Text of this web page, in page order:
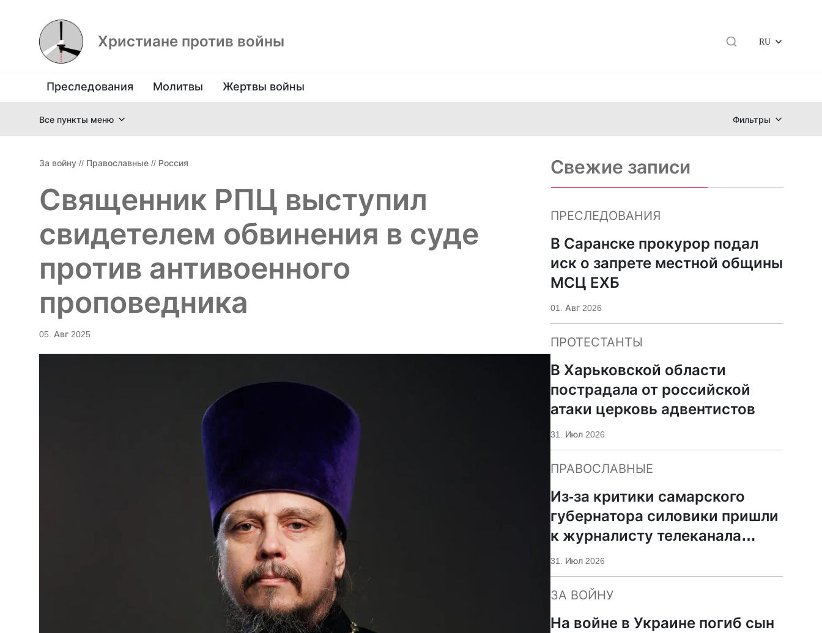
Христиане против войны RU
Преследования Молитвы Жертвы войны
Все пункты меню Фильтры
За войну // Православные // Россия
Священник РПЦ выступил
свидетелем обвинения в суде
против антивоенного
проповедника
05. Авг 2025
Свежие записи
ПРЕСЛЕДОВАНИЯ
В Саранске прокурор подал
иск о запрете местной общины
МСЦ ЕХБ
01. Авг 2026
ПРОТЕСТАНТЫ
В Харьковской области
пострадала от российской
атаки церковь адвентистов
31. Июл 2026
ПРАВОСЛАВНЫЕ
Из-за критики самарского
губернатора силовики пришли
к журналисту телеканала
«Царьград»
31. Июл 2026
ЗА ВОЙНУ
На войне в Украине погиб сын